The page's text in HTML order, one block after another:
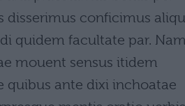
conficimus
quidem facultate par. Nam
mouent sensus itidem
ante dixi inchoatae